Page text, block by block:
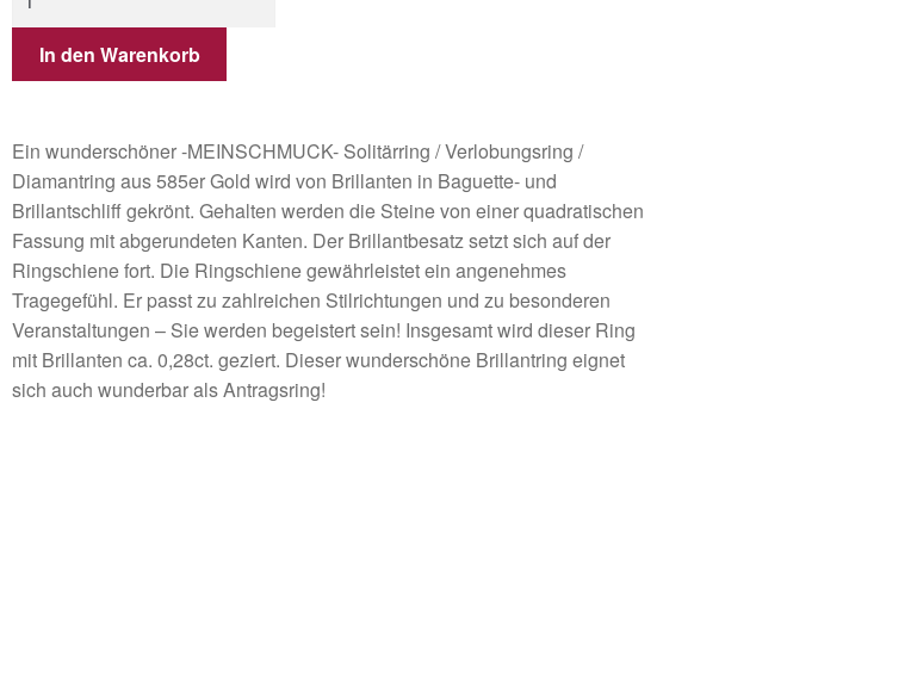
In den Warenkorb
Ein wunderschöner -MEINSCHMUCK- Solitärring / Verlobungsring /
Diamantring aus 585er Gold wird von Brillanten in Baguette- und
Brillantschliff gekrönt. Gehalten werden die Steine von einer quadratischen
Fassung mit abgerundeten Kanten. Der Brillantbesatz setzt sich auf der
Ringschiene fort. Die Ringschiene gewährleistet ein angenehmes
Tragegefühl. Er passt zu zahlreichen Stilrichtungen und zu besonderen
Veranstaltungen – Sie werden begeistert sein! Insgesamt wird dieser Ring
mit Brillanten ca. 0,28ct. geziert. Dieser wunderschöne Brillantring eignet
sich auch wunderbar als Antragsring!